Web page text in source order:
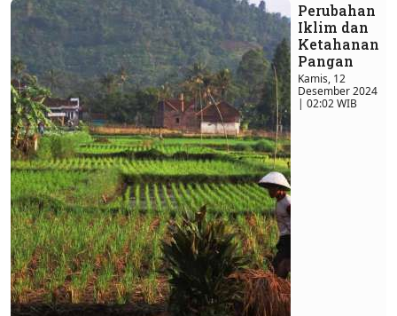
Perubahan
Iklim dan
Ketahanan
Pangan
Kamis, 12
Desember 2024
| 02:02 WIB